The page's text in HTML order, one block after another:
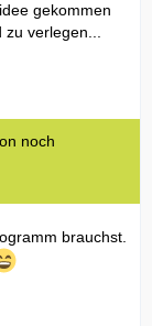
gekommen
verlegen...
noch
brauchst.